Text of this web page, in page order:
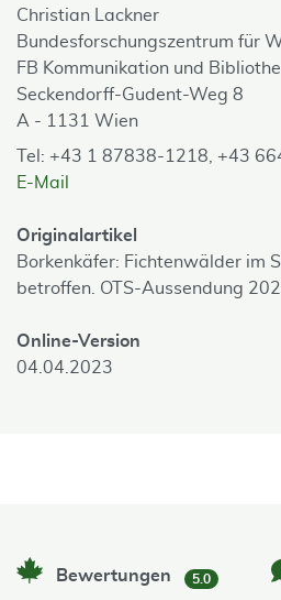
Christian Lackner
Bundesforschungszentrum für
FB Kommunikation und
Seckendorff-Gudent-Weg 8
A - 1131 Wien
Tel: +43 1 87838-1218, +43
E-Mail
Originalartikel
Borkenkäfer: Fichtenwälder im
betroffen. OTS-Aussendung
Online-Version
04.04.2023
Bewertungen 5.0